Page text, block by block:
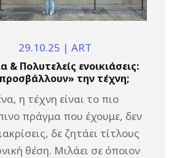
& Πολυτελείς ενοικιάσεις:
την τέχνη;
29.10.25 |ART
η τέχνη είναι το πιο
πράγμα που έχουμε, δεν
δε ζητάει τίτλους
θέση. Μιλάει σε όποιον